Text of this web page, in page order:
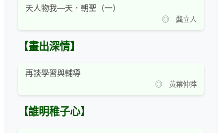
天人物我—天．朝聖（一）
◎ 龔立人
【畫出深情】
再談學習與輔導
◎ 黃葉仲萍
【誰明稚子心】